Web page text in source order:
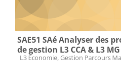
SAE51 SAé Analyser des
de gestion L3 CCA & L3
Catégorie de cours
L3 Economie, Gestion Parcours